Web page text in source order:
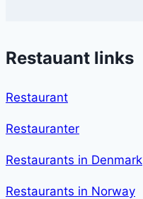
Restauant links
Restaurant
Restauranter
Restaurants in Denmark
Restaurants in Norway